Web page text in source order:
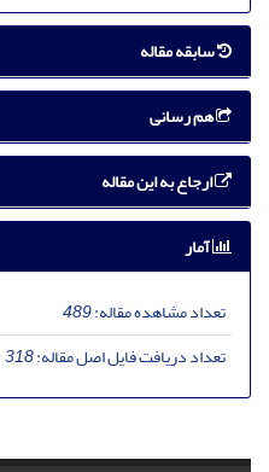
سابقه مقاله
هم رسانی
ارجاع به این مقاله
آمار
تعداد مشاهده مقاله:489
تعداد دریافت فایل اصل مقاله:318